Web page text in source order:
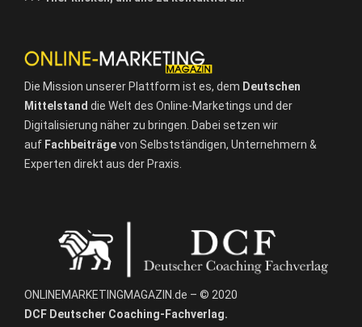
Die Mission unserer Plattform ist es, dem Deutschen
Mittelstand die Welt des Online-Marketings und der
Digitalisierung näher zu bringen. Dabei setzen wir
auf Fachbeiträgevon Selbstständigen, Unternehmern &
Experten direkt aus der Praxis.
ONLINEMARKETINGMAGAZIN.de – © 2020
DCF Deutscher Coaching-Fachverlag.